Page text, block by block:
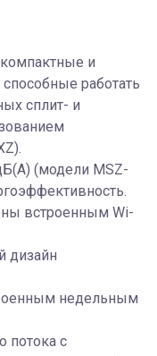
и
работать
сплит- и
(модели MSZ-
встроенным Wi-
дизайн
недельным
потока с